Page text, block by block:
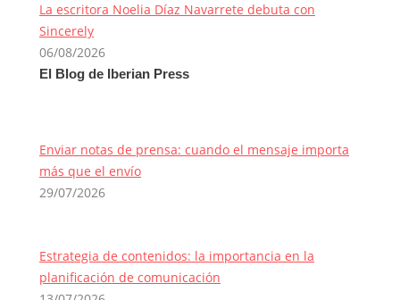
La escritora Noelia Díaz Navarrete debuta con
Sincerely
06/08/2026
El Blog de Iberian Press
Enviar notas de prensa: cuando el mensaje importa
más que el envío
29/07/2026
Estrategia de contenidos: la importancia en la
planificación de comunicación